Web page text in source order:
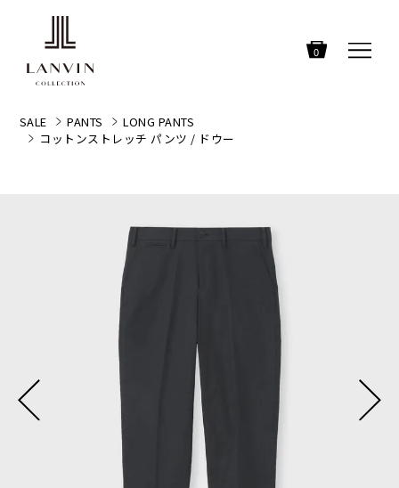
0
SALE PANTS
LONG PANTS
コットンストレッチ パンツ / ドウー